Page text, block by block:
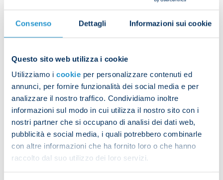
Consenso Dettagli Informazioni sui cookie
Questo sito web utilizza i cookie
Utilizziamo i cookie per personalizzare contenuti ed
annunci, per fornire funzionalità dei social media e per
analizzare il nostro traffico. Condividiamo inoltre
informazioni sul modo in cui utilizza il nostro sito con i
nostri partner che si occupano di analisi dei dati web,
pubblicità e social media, i quali potrebbero combinarle
con altre informazioni che ha fornito loro o che hanno
raccolto dal suo utilizzo dei loro servizi.
Fourth official: Gualtieri.
Previous matches involving Napoli refereed by
Pairetto: